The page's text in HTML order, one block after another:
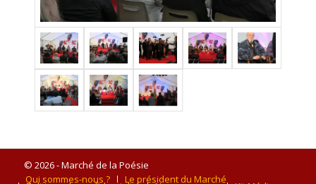
© 2026 - Marché de la Poésie
Qui sommes-nous ?
Le président du Marché